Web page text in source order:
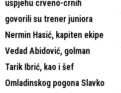
uspjehu crveno-crnih
govorili su trener juniora
Nermin Hasić, kapiten ekipe
Vedad Abidović, golman
Tarik Ibrić, kao i šef
Omladinskog pogona Slavko